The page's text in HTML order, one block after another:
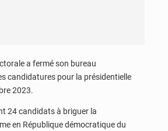
a fermé son bureau
candidatures pour la présidentielle
2023.
24 candidats à briguer la
en République démocratique du